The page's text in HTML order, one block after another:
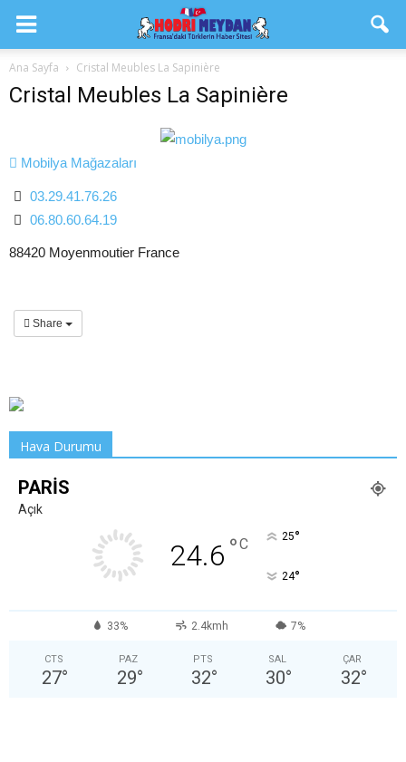
Ana Sayfa Cristal Meubles La Sapinière
Cristal Meubles La Sapinière
Mobilya Mağazaları
03.29.41.76.26
06.80.60.64.19
88420 Moyenmoutier France
Share
Hava Durumu
PARIS
Açık
24.6 °C 25°
24°
33% 2.4kmh 7%
CTS
27°
PAZ
29°
PTS
32°
SAL
30°
ÇAR
32°